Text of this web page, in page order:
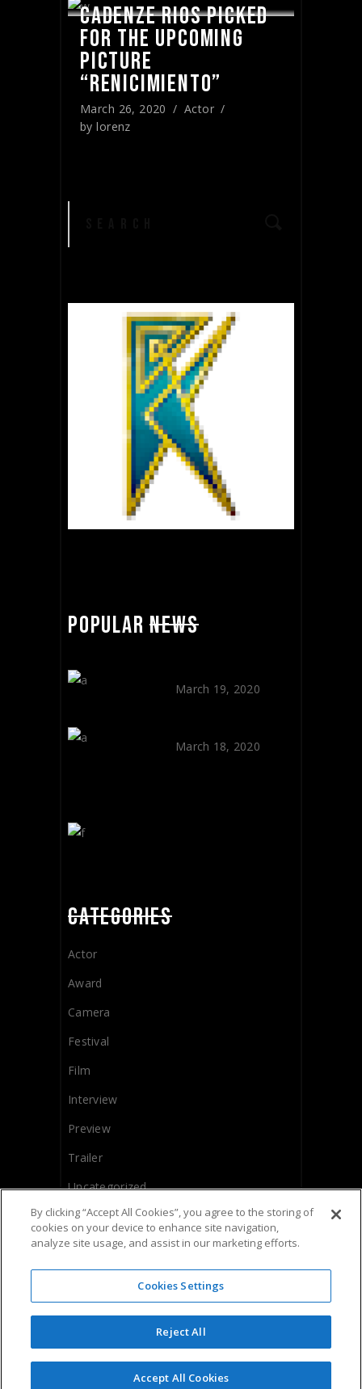
CADENZE RIOS PICKED
FOR THE UPCOMING
PICTURE
“RENICIMIENTO”
March 26, 2020
Actor
by lorenz
POPULARNEWS
March 19, 2020
March 18, 2020
CATEGORIES
Actor
Award
Camera
Festival
Film
Interview
Preview
Trailer
Uncategorized
Videography
By clicking “Accept All Cookies”, you agree to the storing of
cookies on your device to enhance site navigation,
analyze site usage, and assist in our marketing efforts.
Cookies Settings
Reject All
Accept All Cookies